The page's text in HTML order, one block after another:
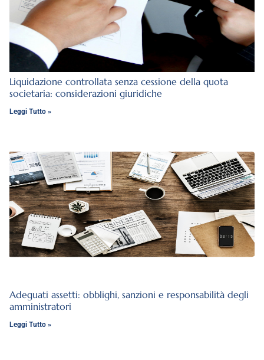
Liquidazione controllata senza cessione della quota
societaria: considerazioni giuridiche
Leggi Tutto »
Adeguati assetti: obblighi, sanzioni e responsabilità degli
amministratori
Leggi Tutto »